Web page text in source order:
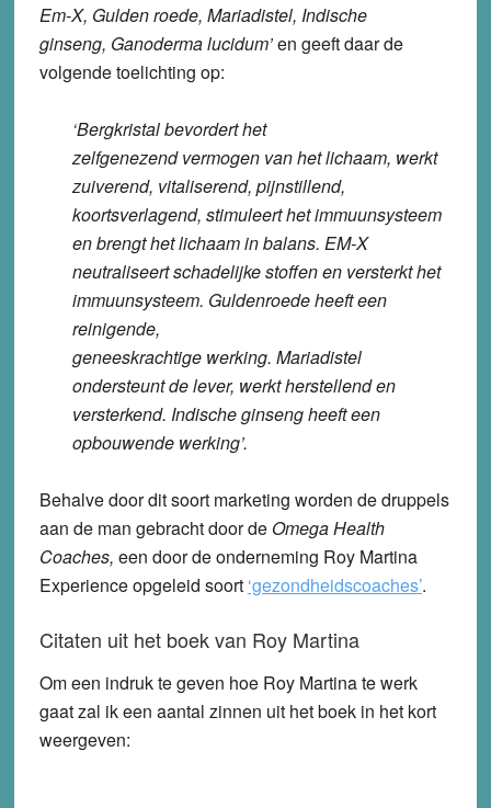
Em-X, Gulden roede, Mariadistel, Indische
ginseng, Ganoderma lucidum’en geeft daar de
volgende toelichting op:
‘Bergkristal bevordert het
zelfgenezend vermogen van het lichaam, werkt
zuiverend, vitaliserend, pijnstillend,
koortsverlagend, stimuleert het immuunsysteem
en brengt het lichaam in balans. EM-X
neutraliseert schadelijke stoffen en versterkt het
immuunsysteem. Guldenroede heeft een
reinigende,
geneeskrachtige werking. Mariadistel
ondersteunt de lever, werkt herstellend en
versterkend. Indische ginseng heeft een
opbouwende werking’.
Behalve door dit soort marketing worden de druppels
aan de man gebracht door de Omega Health
Coaches, een door de onderneming Roy Martina
Experience opgeleid soort ‘gezondheidscoaches’.
Citaten uit het boek van Roy Martina
Om een indruk te geven hoe Roy Martina te werk
gaat zal ik een aantal zinnen uit het boek in het kort
weergeven: